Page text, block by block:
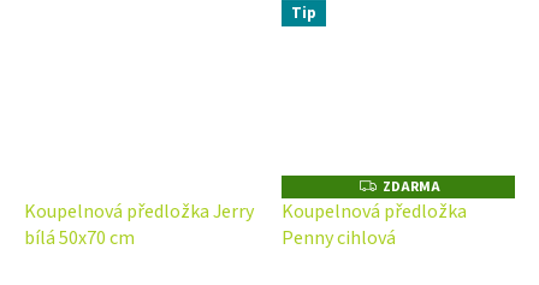
Koupelnová předložka Jerry
bílá 50x70 cm
Tip
Z
D
A
R
ZDARMA
Koupelnová předložka
Penny cihlová